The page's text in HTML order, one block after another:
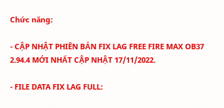
Chức năng:
- CẬP NHẬT PHIÊN BẢN FIX LAG FREE FIRE MAX OB37
2.94.4 MỚI NHẤT CẬP NHẬT 17/11/2022.
- FILE DATA FIX LAG FULL: